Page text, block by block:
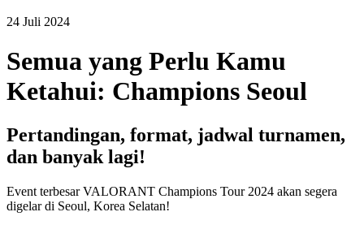
24 Juli 2024
Semua yang Perlu Kamu
Ketahui: Champions Seoul
Pertandingan, format, jadwal turnamen,
dan banyak lagi!
Event terbesar VALORANT Champions Tour 2024 akan segera
digelar di Seoul, Korea Selatan!